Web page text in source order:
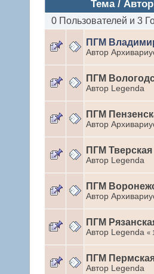
Тема / Автор
0 Пользователей и 3
ПГМ
Автор
ПГМ
Автор Legenda
ПГМ
Автор
ПГМ
Автор Legenda
ПГМ
Автор
ПГМ
Автор Legenda «
ПГМ
Автор Legenda